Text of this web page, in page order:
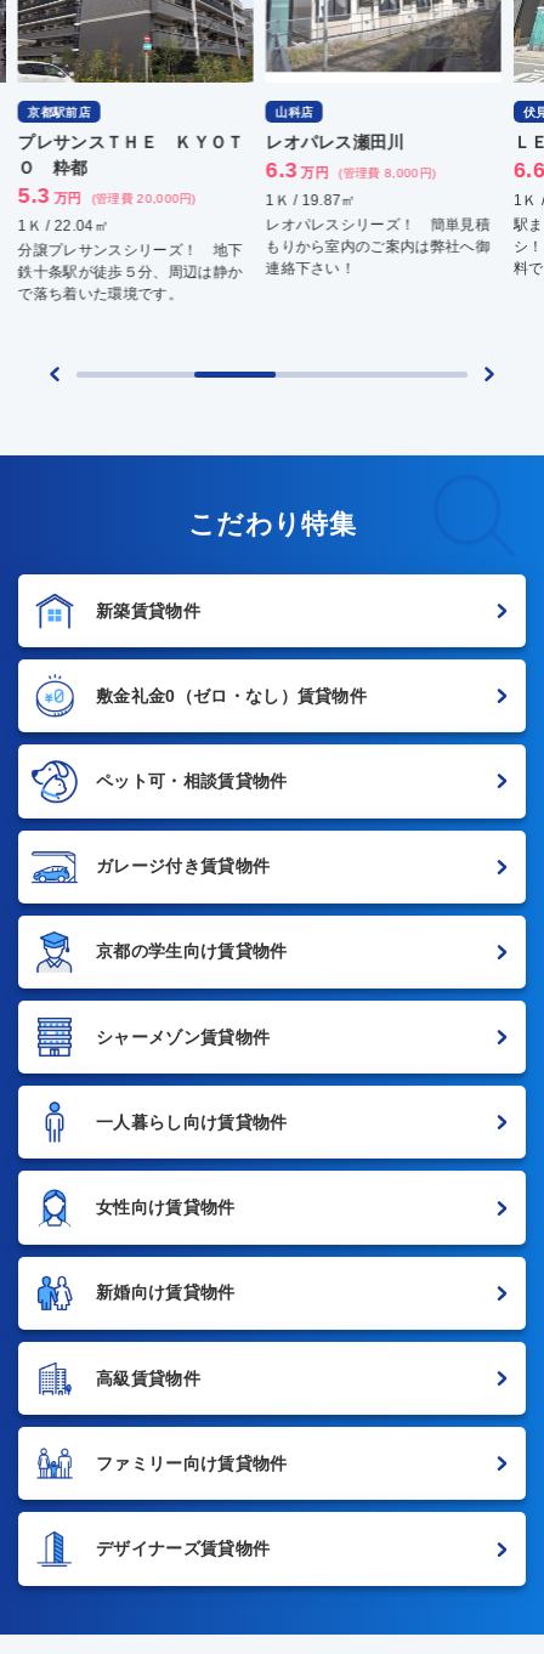
京都駅前店
プレサンスＴＨＥ ＫＹＯＴ
Ｏ 粋都
5.3 万円 (管理費 20,000円)
1Ｋ / 22.04㎡
分譲プレサンスシリーズ！ 地下
鉄十条駅が徒歩５分、周辺は静か
で落ち着いた環境です。
山科店
レオパレス瀬田川
6.3 万円 (管理費 8,000円)
1Ｋ / 19.87㎡
レオパレスシリーズ！ 簡単見積
もりから室内のご案内は弊社へ御
連絡下さい！
伏
Ｌ
6.6
1Ｋ
駅
シ
料
こだわり特集
新築賃貸物件
敷金礼金0 （ゼロ・なし）賃貸物件
ペット可・相談賃貸物件
ガレージ付き賃貸物件
京都の学生向け賃貸物件
シャーメゾン賃貸物件
一人暮らし向け賃貸物件
女性向け賃貸物件
新婚向け賃貸物件
高級賃貸物件
ファミリー向け賃貸物件
デザイナーズ賃貸物件